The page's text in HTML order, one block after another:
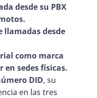
desde su PBX
llamadas desde
como marca
sedes físicas.
DID, su
en las tres